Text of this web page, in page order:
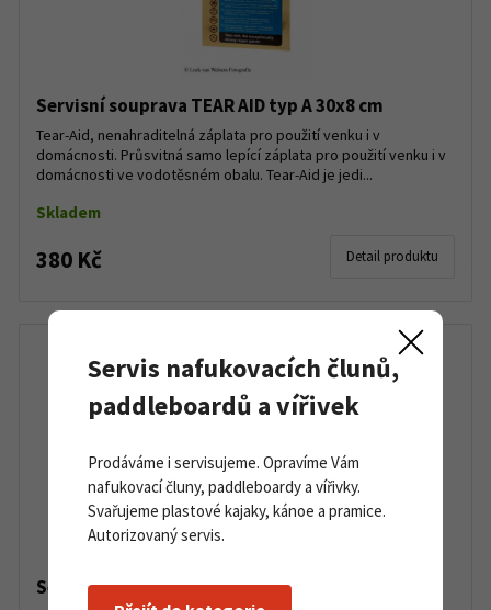
Servisní souprava TEAR AID typ A 30x8 cm
Tear-Aid, nenahraditelná záplata pro použití venku i v
domácnosti. Průsvitná samo lepící záplata pro použití venku i v
domácnosti ve vodotěsném obalu. Tear-Aid je jedi...
Skladem
380 Kč Detail produktu
Servisní souprava TEAR AID typ B 30x8 cm
Servis nafukovacích člunů,
paddleboardů a vířivek
Prodáváme i servisujeme. Opravíme Vám
nafukovací čluny, paddleboardy a vířivky.
Svařujeme plastové kajaky, kánoe a pramice.
Autorizovaný servis.